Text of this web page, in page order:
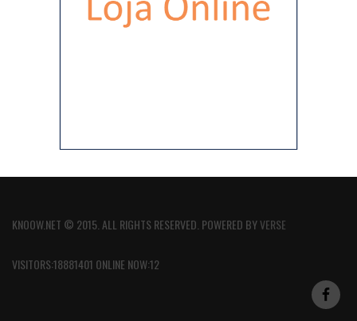
KNOOW.NET © 2015. ALL RIGHTS RESERVED. POWERED BYVERSE
VISITORS:18881401 ONLINE NOW:12